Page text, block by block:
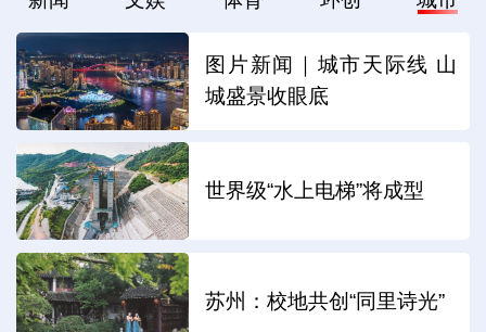
图片新闻｜城市天际线 山
城盛景收眼底
世界级“水上电梯”将成型
苏州：校地共创“同里诗光”